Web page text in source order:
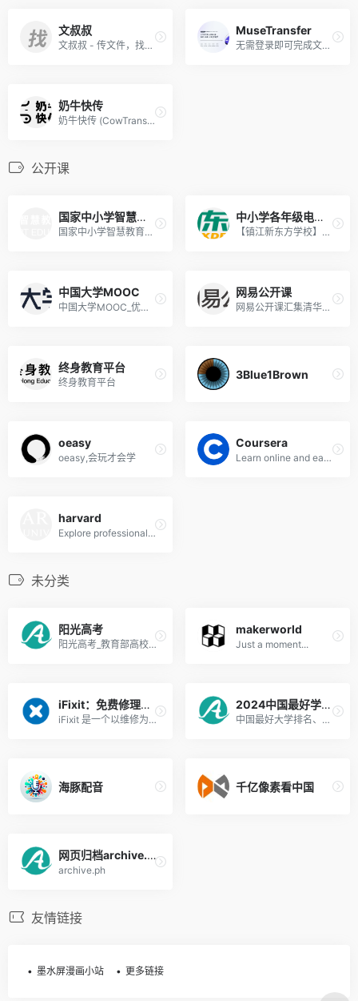
文叔叔
文叔叔 - 传文件，找文叔叔（永不限速）
MuseTransfer
无需登录即可完成文件传输，10GB文件上传下载不限速、免费用，MuseTransfer文件传输工具就是快！
奶牛快传
奶牛快传 (CowTransfer) 无需注册即可传输文件，上传下载不限速。传视频、传音频、传图片、跨国传、传大文件。10GB 免费云盘、会员 3TB 超大云盘。最受创意人、广告人及创作者喜爱的效率工具之一，快来体验吧！
公开课
国家中小学智慧教育平台
国家中小学智慧教育平台
中小学各年级电子课本下载
【镇江新东方学校】拥有先进的教育培训理念,优秀的教师团队,为您提供托福、雅思、考研、四六级、创客、演讲与口才、美术、英语学习、小语种等线上及线下培训课程，欢迎咨询。
中国大学MOOC
中国大学MOOC_优质在线课程学习平台
网易公开课
网易公开课汇集清华、北大、哈佛、耶鲁等世界名校共上千门课程，覆盖科学、经济、人文、哲学等22个领域，在这里你可以开拓视野看世界，获取有深度的好知识。
终身教育平台
终身教育平台
3Blue1Brown
oeasy
oeasy,会玩才会学
Coursera
Learn online and earn valuable credentials from top universities like Yale, Michigan, Stanford, and leading companies like Google and IBM. Join Coursera for free and transform your career with degrees, certificates, Specializations, &amp; MOOCs in data science, computer science, business, and dozens of other topics.
harvard
Explore professional and lifelong learning courses from Harvard University. From free online literature classes to in-person business courses for executives, there’s something for everyone. Earn certificates for professional development, receive college degree credit, or take a class just for fun! Advance your career. Pursue your passion. Keep learning.
未分类
阳光高考
阳光高考_教育部高校招生阳光...
makerworld
Just a moment...
iFixit：免费修理手册
iFixit 是一个以维修为主题的全球性互助社区。从一个一个的设备开始，让我们来一步一个脚印一点一点的修复这个世界。你可以在问题解答论坛和专家一起互动——还可以创建并与全世界分享由你编篡的维修手册。你可以在这里买到所有关于你的 DIY 维修计划的配件及工具，帮助修复好你的苹果或安卓设备。
2024中国最好学科排名
中国最好大学排名、中国最好学科排名、世界大学学术排名（中文版）世界一流学科排名、中国两岸四地大学排名是由软科（www.shanghairanking. cn）发布。是学生高考择校、出国留学和社会各界了解分析国内外大学办学状况的重要参考。
海豚配音 千亿像素看中国
网页归档archive.today
archive.ph
友情链接
墨水屏漫画小站 更多链接